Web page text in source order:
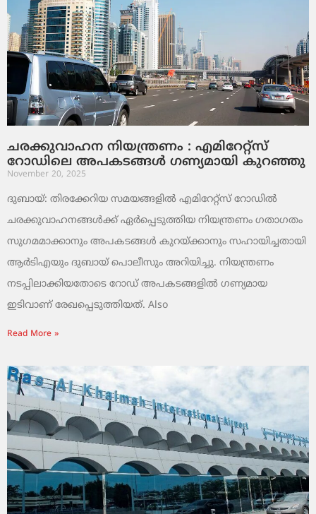
ചരക്കുവാഹന നിയന്ത്രണം : എമിറേറ്റ്സ്
റോഡിലെ അപകടങ്ങൾ ഗണ്യമായി കുറഞ്ഞു
November 20, 2025
ദുബായ്: തിരക്കേറിയ സമയങ്ങളിൽ എമിറേറ്റ്സ് റോഡിൽ
ചരക്കുവാഹനങ്ങൾക്ക് ഏർപ്പെടുത്തിയ നിയന്ത്രണം ഗതാഗതം
സുഗമമാക്കാനും അപകടങ്ങൾ കുറയ്ക്കാനും സഹായിച്ചതായി
ആർടിഎയും ദുബായ് പൊലീസും അറിയിച്ചു. നിയന്ത്രണം
നടപ്പിലാക്കിയതോടെ റോഡ് അപകടങ്ങളിൽ ഗണ്യമായ
ഇടിവാണ് രേഖപ്പെടുത്തിയത്. Also
Read More »